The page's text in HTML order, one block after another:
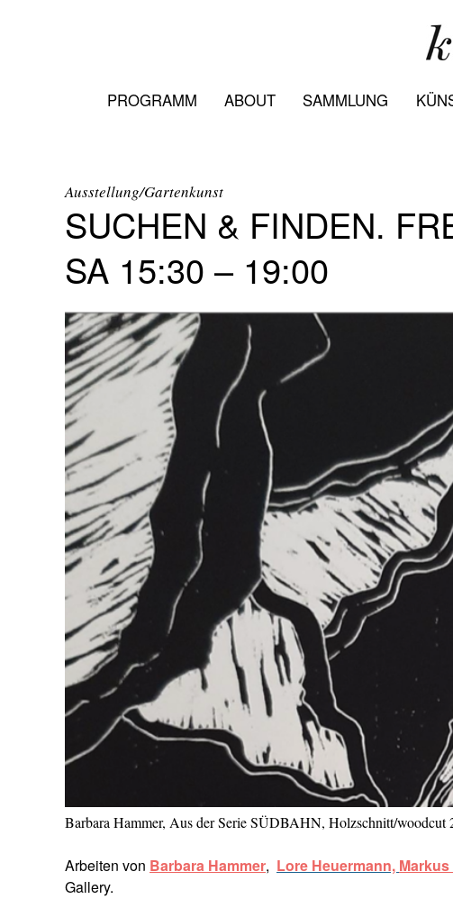
PROGRAMM ABOUT SAMMLUNG
Ausstellung/Gartenkunst
SUCHEN & FINDEN.
SA 15:30 – 19:00
Barbara Hammer, Aus der Serie SÜDBAHN, Holzschnitt/woodcut
Arbeiten von Barbara Hammer, Lore Heuermann,
Gallery.